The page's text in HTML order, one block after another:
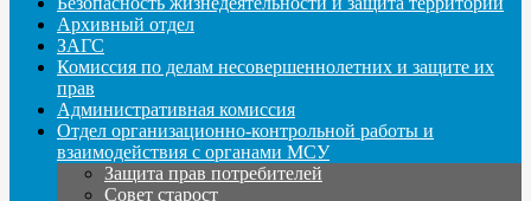
Архивный отдел
ЗАГС
Комиссия по делам несовершеннолетних и защите их
прав
Административная комиссия
Отдел организационно-контрольной работы и
взаимодействия с органами МСУ
Защита прав потребителей
Совет старост